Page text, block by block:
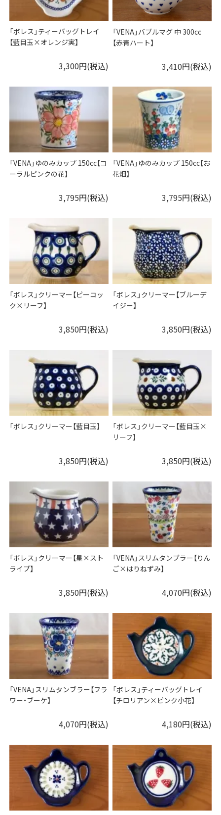
「ボレス」ティーバッグトレイ
【藍目玉×オレンジ実】
3,300円(税込)
「VENA」バブルマグ 中 300cc
【赤青ハート】
3,410円(税込)
「VENA」ゆのみカップ 150cc【コ
ーラルピンクの花】
3,795円(税込)
「VENA」ゆのみカップ 150cc【お
花畑】
3,795円(税込)
「ボレス」クリーマー【ピーコッ
ク×リーフ】
3,850円(税込)
「ボレス」クリーマー【ブルーデ
イジー】
3,850円(税込)
「ボレス」クリーマー【藍目玉】
3,850円(税込)
「ボレス」クリーマー【藍目玉×
リーフ】
3,850円(税込)
「ボレス」クリーマー【星×スト
ライプ】
3,850円(税込)
「VENA」スリムタンブラー【りん
ご×はりねずみ】
4,070円(税込)
「VENA」スリムタンブラー【フラ
ワー・ブーケ】
4,070円(税込)
「ボレス」ティーバッグトレイ
【チロリアン×ピンク小花】
4,180円(税込)